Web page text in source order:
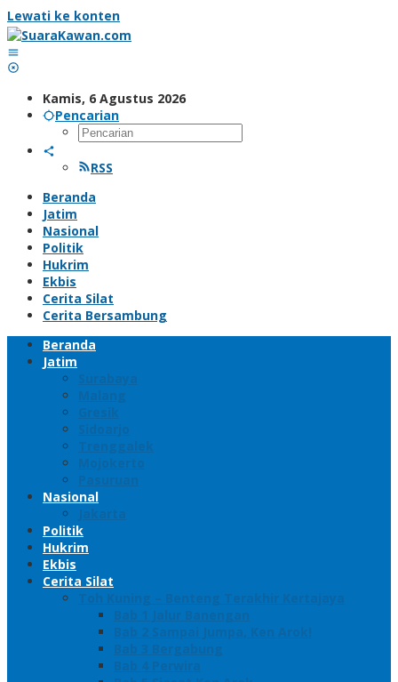
Lewati ke konten
Kamis, 6 Agustus 2026
Pencarian
RSS
Beranda
Jatim
Nasional
Politik
Hukrim
Ekbis
Cerita Silat
Cerita Bersambung
Beranda
Jatim
Surabaya
Malang
Gresik
Sidoarjo
Trenggalek
Mojokerto
Pasuruan
Nasional
Jakarta
Politik
Hukrim
Ekbis
Cerita Silat
Toh Kuning – Benteng Terakhir Kertajaya
Bab 1 Jalur Banengan
Bab 2 Sampai Jumpa, Ken Arok!
Bab 3 Bergabung
Bab 4 Perwira